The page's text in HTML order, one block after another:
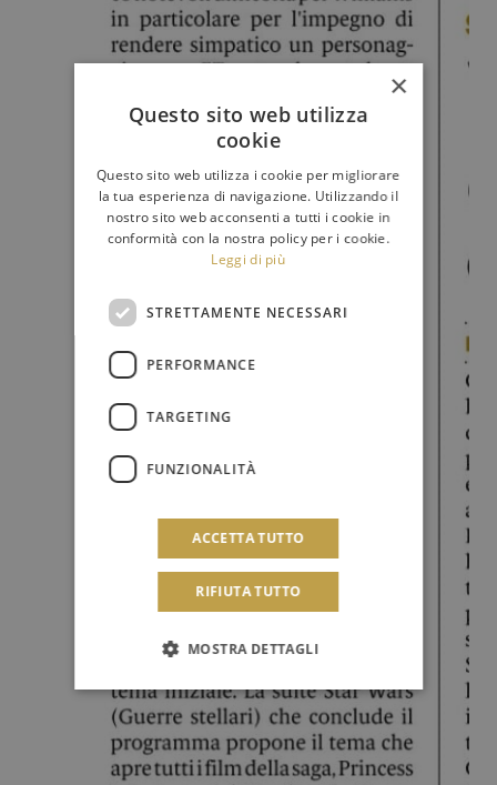
×
Questo sito web utilizza
cookie
Questo sito web utilizza i cookie per migliorare
la tua esperienza di navigazione. Utilizzando il
nostro sito web acconsenti a tutti i cookie in
conformità con la nostra policy per i cookie.
Leggi di più
STRETTAMENTE NECESSARI
PERFORMANCE
TARGETING
FUNZIONALITÀ
ACCETTA TUTTO
RIFIUTA TUTTO
MOSTRA DETTAGLI